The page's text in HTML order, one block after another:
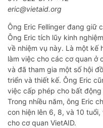
eric@vietaid.org
Ông Eric Fellinger đang giữ
Ông Eric tích lũy kinh
về nhiệm vụ này. Là một kế
làm việc cho các cơ quan ở
và đã tham gia một số hội
triển và thiết kế. Ông Eric
việc cấp phép cho bất động
Trong nhiều năm, ông Eric
con hiện lên 6, 8, và 10
cho cơ quan VietAID.